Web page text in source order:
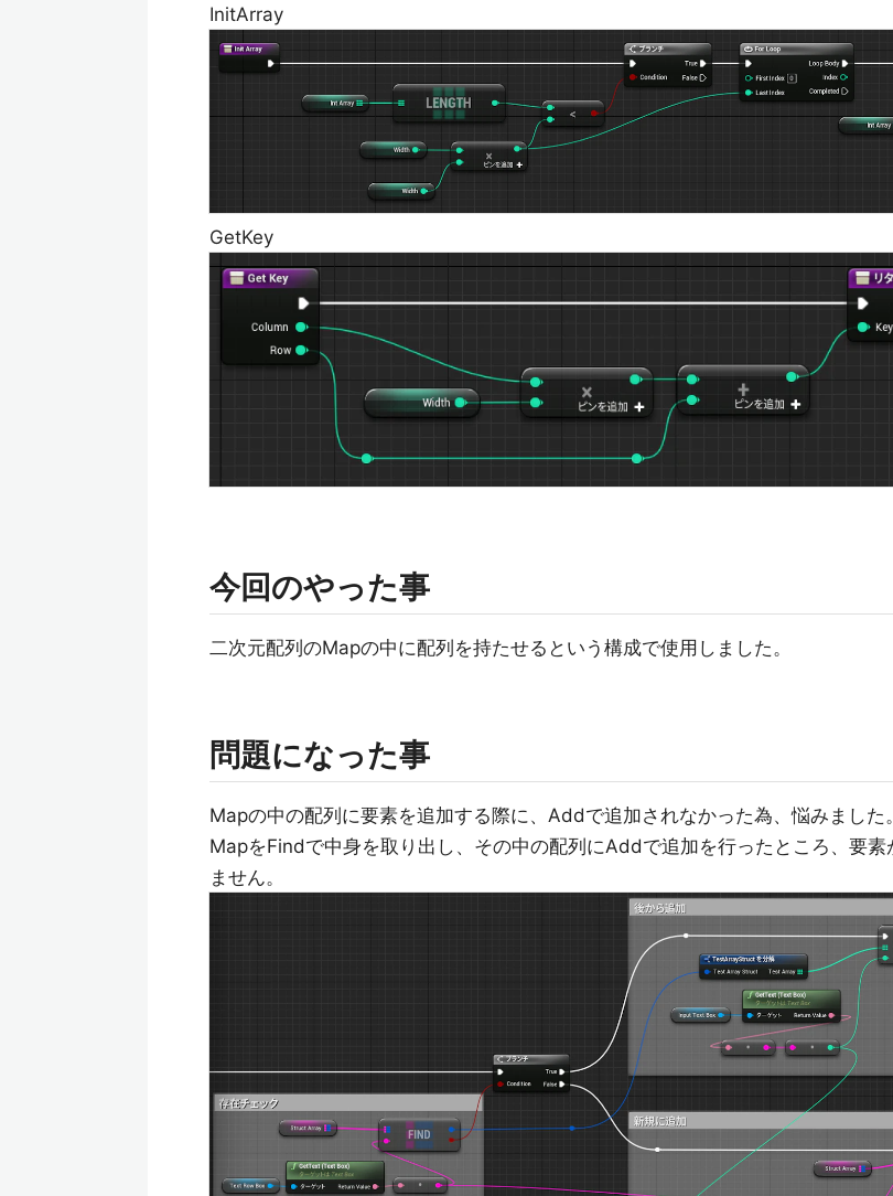
InitArray
GetKey
今回のやった事
二次元配列のMapの中に配列を持たせるという構成で使用しました。
問題になった事
Mapの中の配列に要素を追加する際に、Addで追加されなかった為、悩みました。
MapをFindで中身を取り出し、その中の配列にAddで追加を行ったところ、要素
ません。